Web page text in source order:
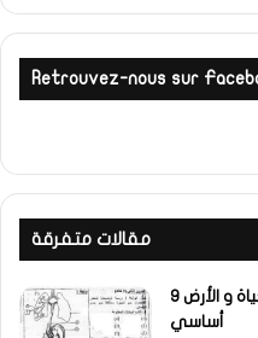
Retrouvez-nous sur
مقالات متفرقة
فرض تأليفي عدد 2 في علوم الحياة و الأرض 9
أساسي